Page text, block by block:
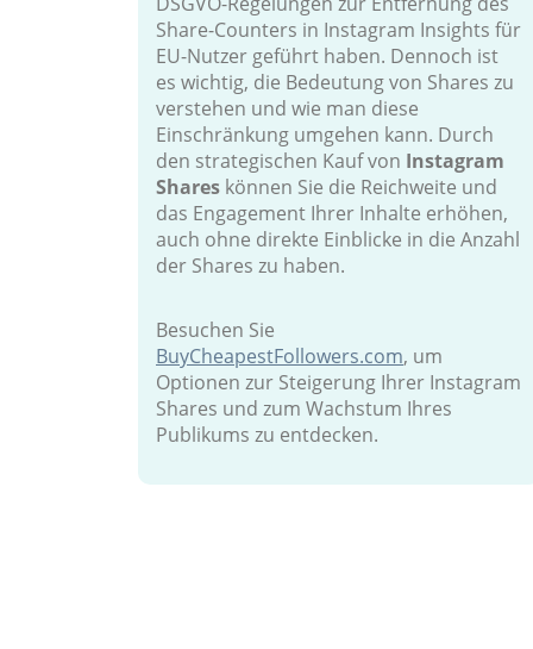
Share-Counters in Instagram Insights für
EU-Nutzer geführt haben. Dennoch ist
es wichtig, die Bedeutung von Shares zu
verstehen und wie man diese
Einschränkung umgehen kann. Durch
den strategischen Kauf von Instagram
Shares können Sie die Reichweite und
das Engagement Ihrer Inhalte erhöhen,
auch ohne direkte Einblicke in die Anzahl
der Shares zu haben.
Besuchen Sie
BuyCheapestFollowers.com, um
Optionen zur Steigerung Ihrer Instagram
Shares und zum Wachstum Ihres
Publikums zu entdecken.